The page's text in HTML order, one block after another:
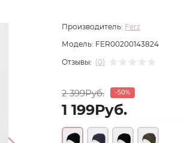
Производитель: Ferz
Модель: FER00200143824
Отзывы: (0)
2 399Руб. -50%
1 199Руб.